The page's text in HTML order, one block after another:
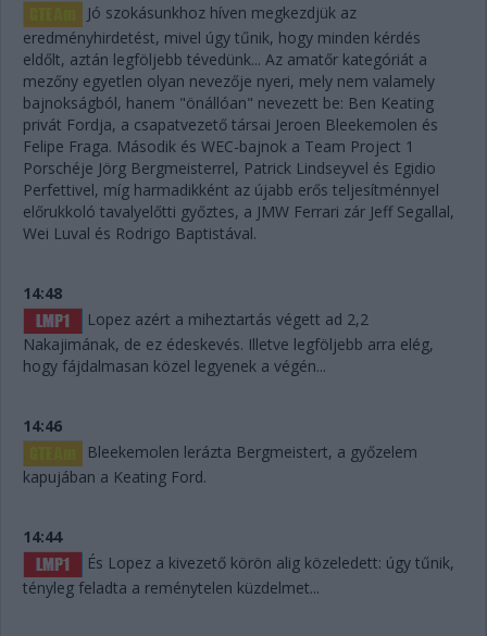
Jó szokásunkhoz híven megkezdjük az
eredményhirdetést, mivel úgy tűnik, hogy minden kérdés
eldőlt, aztán legföljebb tévedünk... Az amatőr kategóriát a
mezőny egyetlen olyan nevezője nyeri, mely nem valamely
bajnokságból, hanem "önállóan" nevezett be: Ben Keating
privát Fordja, a csapatvezető társai Jeroen Bleekemolen és
Felipe Fraga. Második és WEC-bajnok a Team Project 1
Porschéje Jörg Bergmeisterrel, Patrick Lindseyvel és Egidio
Perfettivel, míg harmadikként az újabb erős teljesítménnyel
előrukkoló tavalyelőtti győztes, a JMW Ferrari zár Jeff Segallal,
Wei Luval és Rodrigo Baptistával.
14:48
Lopez azért a miheztartás végett ad 2,2
Nakajimának, de ez édeskevés. Illetve legföljebb arra elég,
hogy fájdalmasan közel legyenek a végén...
14:46
Bleekemolen lerázta Bergmeistert, a győzelem
kapujában a Keating Ford.
14:44
És Lopez a kivezető körön alig közeledett: úgy tűnik,
tényleg feladta a reménytelen küzdelmet...